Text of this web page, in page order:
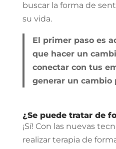
buscar la forma de
su vida.
El primer paso es
que hacer un
conectar con tus
generar un
¿Se puede tratar de
¡Sí! Con las nuevas
realizar terapia de